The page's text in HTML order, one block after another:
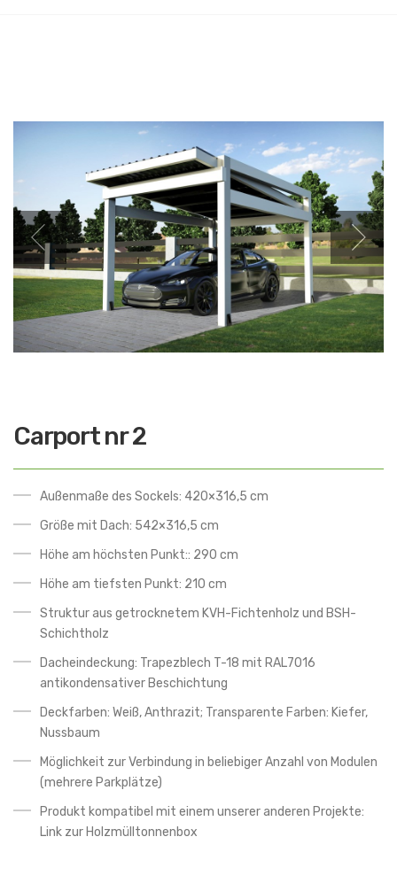
Carport nr 2
Außenmaße des Sockels: 420×316,5 cm
Größe mit Dach: 542×316,5 cm
Höhe am höchsten Punkt:: 290 cm
Höhe am tiefsten Punkt: 210 cm
Struktur aus getrocknetem KVH-Fichtenholz und BSH-
Schichtholz
Dacheindeckung: Trapezblech T-18 mit RAL7016
antikondensativer Beschichtung
Deckfarben: Weiß, Anthrazit; Transparente Farben: Kiefer,
Nussbaum
Möglichkeit zur Verbindung in beliebiger Anzahl von Modulen
(mehrere Parkplätze)
Produkt kompatibel mit einem unserer anderen Projekte:
Link zur Holzmülltonnenbox